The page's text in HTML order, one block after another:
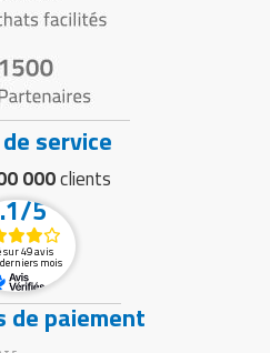
service
000clients
5
sur 49 avis
mois
de paiement